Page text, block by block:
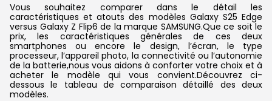
Vous souhaitez comparer dans le détail les
caractéristiques et atouts des modèles Galaxy S25 Edge
versus Galaxy Z Flip6 de la marque SAMSUNG.Que ce soit le
prix, les caractéristiques générales de ces deux
smartphones ou encore le design, l’écran, le type
processeur, l’appareil photo, la connectivité ou l’autonomie
de la batterie,nous vous aidons à conforter votre choix et à
acheter le modèle qui vous convient.Découvrez ci-
dessous le tableau de comparaison détaillé des deux
modèles.